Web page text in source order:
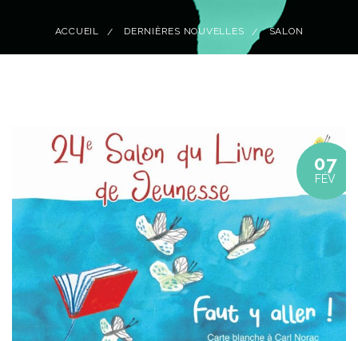
ACCUEIL DERNIÈRES NOUVELLES SALON
07
FÉV